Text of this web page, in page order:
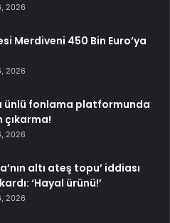
2026
Merdiveni 450 Bin Euro’ya
2026
ünlü fonlama platformunda
çıkarma!
2026
altı ateş topu’ iddiası
‘Hayal ürünü!’
2026